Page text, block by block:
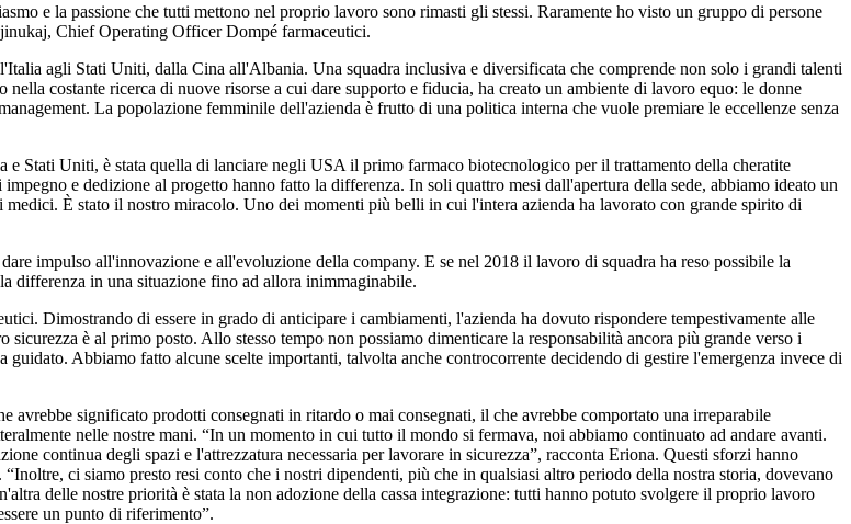
e la passione che tutti mettono nel proprio lavoro sono rimasti gli stessi. Raramente ho visto un gruppo di persone
Chief Operating Officer Dompé farmaceutici.
agli Stati Uniti, dalla Cina all'Albania. Una squadra inclusiva e diversificata che comprende non solo i grandi talenti
costante ricerca di nuove risorse a cui dare supporto e fiducia, ha creato un ambiente di lavoro equo: le donne
La popolazione femminile dell'azienda è frutto di una politica interna che vuole premiare le eccellenze senza
Stati Uniti, è stata quella di lanciare negli USA il primo farmaco biotecnologico per il trattamento della cheratite
e dedizione al progetto hanno fatto la differenza. In soli quattro mesi dall'apertura della sede, abbiamo ideato un
È stato il nostro miracolo. Uno dei momenti più belli in cui l'intera azienda ha lavorato con grande spirito di
impulso all'innovazione e all'evoluzione della company. E se nel 2018 il lavoro di squadra ha reso possibile la
differenza in una situazione fino ad allora inimmaginabile.
Dimostrando di essere in grado di anticipare i cambiamenti, l'azienda ha dovuto rispondere tempestivamente alle
è al primo posto. Allo stesso tempo non possiamo dimenticare la responsabilità ancora più grande verso i
Abbiamo fatto alcune scelte importanti, talvolta anche controcorrente decidendo di gestire l'emergenza invece di
significato prodotti consegnati in ritardo o mai consegnati, il che avrebbe comportato una irreparabile
nelle nostre mani. “In un momento in cui tutto il mondo si fermava, noi abbiamo continuato ad andare avanti.
continua degli spazi e l'attrezzatura necessaria per lavorare in sicurezza”, racconta Eriona. Questi sforzi hanno
ci siamo presto resi conto che i nostri dipendenti, più che in qualsiasi altro periodo della nostra storia, dovevano
delle nostre priorità è stata la non adozione della cassa integrazione: tutti hanno potuto svolgere il proprio lavoro
un punto di riferimento”.